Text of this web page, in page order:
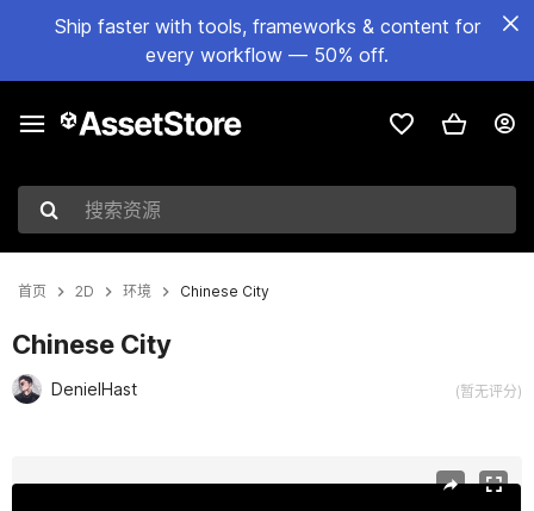
Ship faster with tools, frameworks & content for
every workflow — 50% off.
搜索资源
首页 2D 环境 Chinese City
Chinese City
DenielHast (暂无评分)